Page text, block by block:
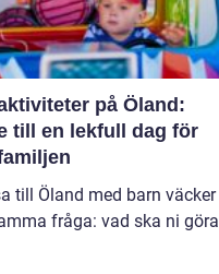
på Öland:
till en lekfull dag för
till Öland med barn väcker
fråga: vad ska ni göra